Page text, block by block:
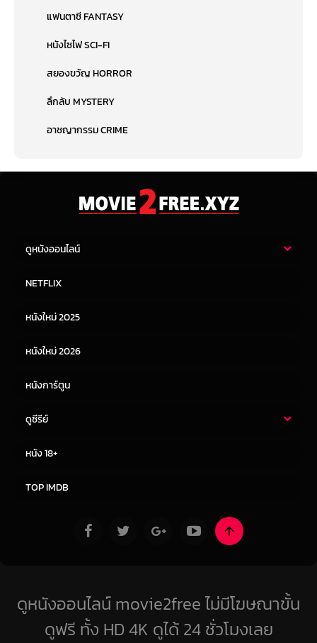
แฟนตาซี FANTASY
หนังไซไฟ SCI-FI
สยองขวัญ HORROR
ลึกลับ MYSTERY
อาชญากรรม CRIME
ดูหนังออนไลน์
หนังจีน
NETFLIX
หนังใหม่ 2025
หนังใหม่ 2026
หนังการ์ตูน
ดูซีรีย์
หนัง 18+
TOP IMDB
ดูหนังออนไลน์ movie2free ไม่มีโฆษณาขั้น
ดูฟรี ทั้ง HD 4K ดูได้ 24 ชั่วโมงเลย